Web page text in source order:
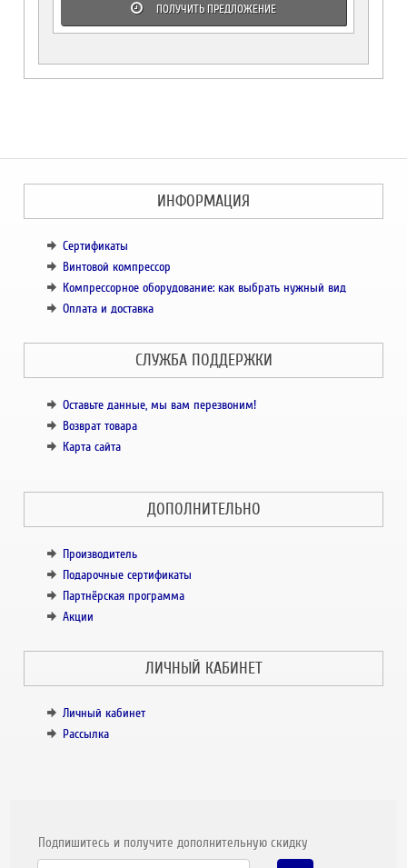
ПОЛУЧИТЬ ПРЕДЛОЖЕНИЕ
ИНФОРМАЦИЯ
Сертификаты
Винтовой компрессор
Компрессорное оборудование: как выбрать нужный вид
Оплата и доставка
СЛУЖБА ПОДДЕРЖКИ
Оставьте данные, мы вам перезвоним!
Возврат товара
Карта сайта
ДОПОЛНИТЕЛЬНО
Производитель
Подарочные сертификаты
Партнёрская программа
Акции
ЛИЧНЫЙ КАБИНЕТ
Личный кабинет
Рассылка
Подпишитесь и получите дополнительную скидку